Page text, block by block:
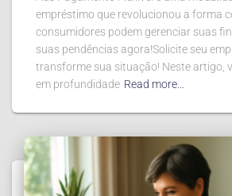
empréstimo que revolucionou a forma
consumidores podem gerenciar suas
suas pendências agora!Solicite seu
transforme sua situação! Neste artigo,
em profundidade Read more…